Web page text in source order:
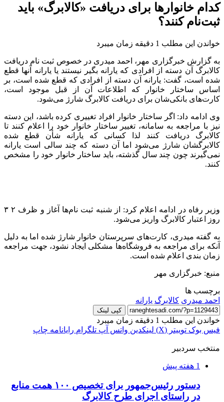
کدام خانوارها برای دریافت «کالابرگ» باید
ثبت‌نام کنند؟
خواندن این مطلب 1 دقیقه زمان میبرد
به گزارش خبرگزاری مهر، احمد میدری در خصوص ثبت نام دریافت
کالابرگ آن دسته از افرادی که یارانه بگیر نیستند یا یارانه آنها قطع
شده است، گفت: یارانه آن دسته از افرادی که قطع شده است، بر
اساس ساختار خانوار که اطلاعات آن از قبل موجود است،
کارت‌های بانکی‌شان برای دریافت کالابرگ شارژ می‌شود.
وی ادامه داد: اگر ساختار خانوار افراد تغییری کرده باشد، این دسته
نیز با مراجعه به سامانه، تغییر ساختار خانوار خود را اعلام کنند تا
کالابرگ دریافت کنند لذا کسانی که یارانه شأن قطع شده
کالابرگشان شارژ می‌شود اما آن دسته که چند سالی است یارانه
نمی‌گیرند چون چند سال گذشته، باید ساختار خانوار خود را مشخص
کنند.
وزیر رفاه در ادامه اعلام کرد: از شنبه ثبت نام‌ها آغاز و ظرف ۲ ۳
روز اعتبار کالابرگ واریز می‌شود.
به گفته میدری، کارت‌های سرپرستان خانوار شارژ شده اما به دلیل
آنکه برای مراجعه به فروشگاه‌ها مشکلی ایجاد نشود، جهت مراجعه
زمان بندی اعلام شده است.
منبع: خبرگزاری مهر
برچسب ها
احمد میدری کالابرگ یارانه
کپی لینک
خواندن این مطلب 1 دقیقه زمان میبرد
فیس بوک توییتر (X) لینکدین واتس آپ تلگرام رایانامه چاپ
منتخب سردبیر
1 هفته پیش
دستور رئیس‌جمهور برای تخصیص ۱۰۰ همت منابع
در راستای اجرای طرح کالابرگ